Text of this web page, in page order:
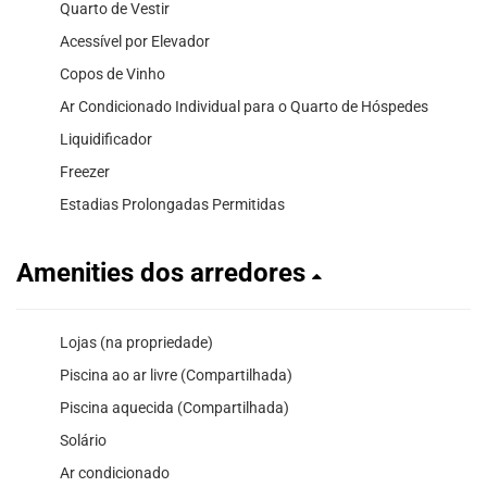
Quarto de Vestir
Acessível por Elevador
Copos de Vinho
Ar Condicionado Individual para o Quarto de Hóspedes
Liquidificador
Freezer
Estadias Prolongadas Permitidas
Amenities dos arredores
Lojas (na propriedade)
Piscina ao ar livre (Compartilhada)
Piscina aquecida (Compartilhada)
Solário
Ar condicionado